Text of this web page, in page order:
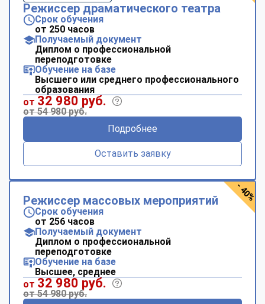
Режиссер драматического театра
Срок обучения
от 250 часов
Получаемый документ
Диплом о профессиональной
переподготовке
Обучение на базе
Высшего или среднего профессионального
образования
от 32 980 руб.
от 54 980 руб.
Подробнее
Оставить заявку
Режиссер массовых мероприятий
Срок обучения
от 256 часов
Получаемый документ
Диплом о профессиональной
переподготовке
Обучение на базе
Высшее, среднее
от 32 980 руб.
от 54 980 руб.
- 40%